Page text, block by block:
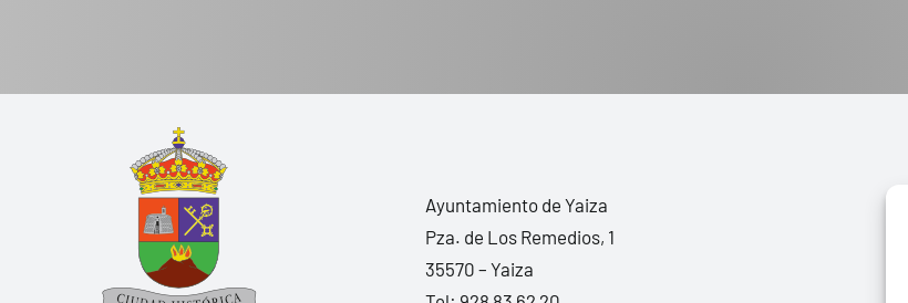
Ayuntamiento de Yaiza
Pza. de Los Remedios, 1
35570 – Yaiza